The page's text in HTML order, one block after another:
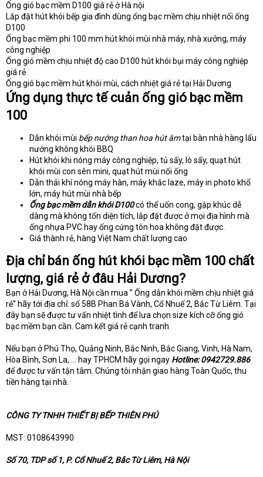
Ống gió bạc mềm D100 giá rẻ ở Hà nội
Lắp đặt hút khói bếp gia đình dùng ống bạc mềm chịu nhiệt nối ống
D100
Ống bạc mềm phi 100 mm hút khói mùi nhà máy, nhà xưởng, máy
công nghiệp
Ống gió mềm chịu nhiệt độ cao D100 hút khói bụi máy công nghiệp
giá rẻ
Ống gió bạc mềm hút khói mùi, cách nhiệt giá rẻ tại Hải Dương
Ứng dụng thực tế cuản ống gió bạc mềm
100
Dẫn khói mùi bếp nướng than hoa hút âmtại bàn nhà hàng lẩu
nướng không khói BBQ
Hút khói khi nóng máy công nghiệp, tủ sấy, lò sấy, quạt hút
khói mùi con sên mini, quạt hút mùi nối ống
Dẫn thải khí nóng máy hàn, máy khắc laze, máy in photo khổ
lớn, máy hút mùi nhà bếp
Ống bạc mềm dẫn khói D100có thể uốn cong, gập khúc dễ
dàng mà không tốn diện tích, lắp đặt được ở mọi địa hình mà
ống nhựa PVC hay ống cứng tôn hoa không đặt được.
Giá thành rẻ, hàng Việt Nam chất lượng cao
Địa chỉ bán ống hút khói bạc mềm 100 chất
lượng, giá rẻ ở đâu Hải Dương?
Bạn ở Hải Dương, Hà Nội cần mua ” Ống dẫn khói mềm chịu nhiệt giá
rẻ” hãy tới địa chỉ: số 58B Phan Bá Vành, Cổ Nhuế 2, Bắc Từ Liêm. Tại
đây bạn sẽ được tư vấn nhiệt tình để lưa chọn size kích cỡ ống gió
bạc mềm bạn cần. Cam kết giá rẻ cạnh tranh
Nếu bạn ở Phú Thọ, Quảng Ninh, Bắc Ninh, Bắc Giang, Vinh, Hà Nam,
Hòa Bình, Sơn La, … hay TPHCM hãy gọi ngay Hotline: 0942729.886
để được tư vấn tận tâm. Chúng tôi nhận giao hàng Toàn Quốc, thu
tiền hàng tại nhà.
CÔNG TY TNHH THIẾT BỊ BẾP THIÊN PHÚ
MST: 0108643990
Số 70, TDP số 1, P. Cổ Nhuế 2, Bắc Từ Liêm, Hà Nội